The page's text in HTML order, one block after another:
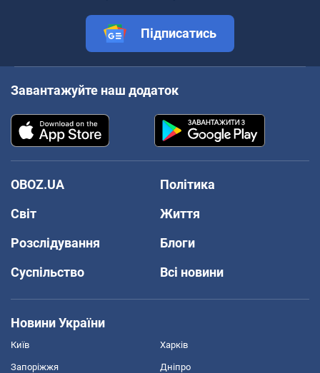
Підписатись
Завантажуйте наш додаток
OBOZ.UA
Політика
Світ
Життя
Розслідування
Блоги
Суспільство
Всі новини
Новини України
Київ Харків
Запоріжжя Дніпро